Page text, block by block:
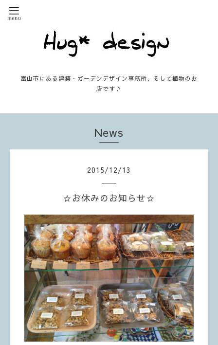
富山市にある建築・ガーデンデザイン事務所、そして植物のお
店です♪
News
2015/12/13
☆お休みのお知らせ☆